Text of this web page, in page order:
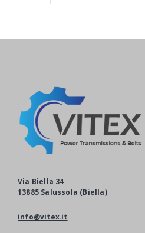
Via Biella 34
13885 Salussola (Biella)
info@vitex.it